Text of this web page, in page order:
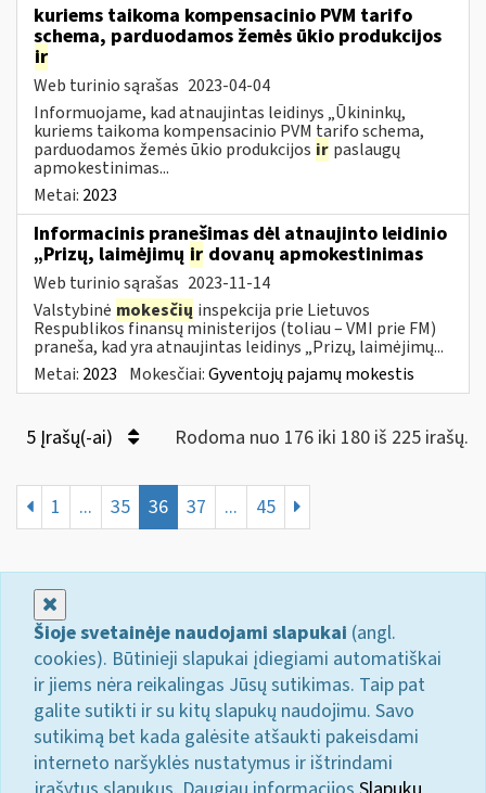
kuriems taikoma kompensacinio PVM tarifo
schema, parduodamos žemės ūkio produkcijos
ir
Web turinio sąrašas 2023-04-04
Informuojame, kad atnaujintas leidinys „Ūkininkų,
kuriems taikoma kompensacinio PVM tarifo schema,
parduodamos žemės ūkio produkcijos ir paslaugų
apmokestinimas...
Metai: 2023
Informacinis pranešimas dėl atnaujinto leidinio
„Prizų, laimėjimų ir dovanų apmokestinimas
Web turinio sąrašas 2023-11-14
Valstybinė mokesčių inspekcija prie Lietuvos
Respublikos finansų ministerijos (toliau – VMI prie FM)
praneša, kad yra atnaujintas leidinys „Prizų, laimėjimų...
Metai: 2023 Mokesčiai:Gyventojų pajamų mokestis
5 Įrašų(-ai) Rodoma nuo 176 iki 180 iš 225 irašų.
1 ... 35 36 37 ... 45
Šioje svetainėje naudojami slapukai (angl.
cookies). Būtinieji slapukai įdiegiami automatiškai
ir jiems nėra reikalingas Jūsų sutikimas. Taip pat
galite sutikti ir su kitų slapukų naudojimu. Savo
sutikimą bet kada galėsite atšaukti pakeisdami
interneto naršyklės nustatymus ir ištrindami